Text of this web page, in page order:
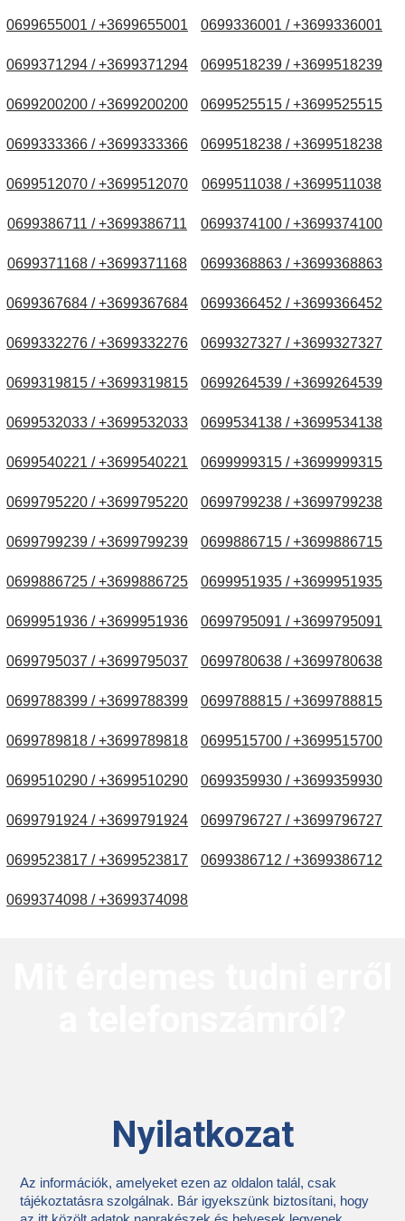
0699655001 / +3699655001 0699336001 / +3699336001
0699371294 / +3699371294 0699518239 / +3699518239
0699200200 / +3699200200 0699525515 / +3699525515
0699333366 / +3699333366 0699518238 / +3699518238
0699512070 / +3699512070 0699511038 / +3699511038
0699386711 / +3699386711 0699374100 / +3699374100
0699371168 / +3699371168 0699368863 / +3699368863
0699367684 / +3699367684 0699366452 / +3699366452
0699332276 / +3699332276 0699327327 / +3699327327
0699319815 / +3699319815 0699264539 / +3699264539
0699532033 / +3699532033 0699534138 / +3699534138
0699540221 / +3699540221 0699999315 / +3699999315
0699795220 / +3699795220 0699799238 / +3699799238
0699799239 / +3699799239 0699886715 / +3699886715
0699886725 / +3699886725 0699951935 / +3699951935
0699951936 / +3699951936 0699795091 / +3699795091
0699795037 / +3699795037 0699780638 / +3699780638
0699788399 / +3699788399 0699788815 / +3699788815
0699789818 / +3699789818 0699515700 / +3699515700
0699510290 / +3699510290 0699359930 / +3699359930
0699791924 / +3699791924 0699796727 / +3699796727
0699523817 / +3699523817 0699386712 / +3699386712
0699374098 / +3699374098
Nyilatkozat
Az információk, amelyeket ezen az oldalon talál, csak
tájékoztatásra szolgálnak. Bár igyekszünk biztosítani, hogy